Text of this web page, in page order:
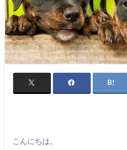
こんにちは。